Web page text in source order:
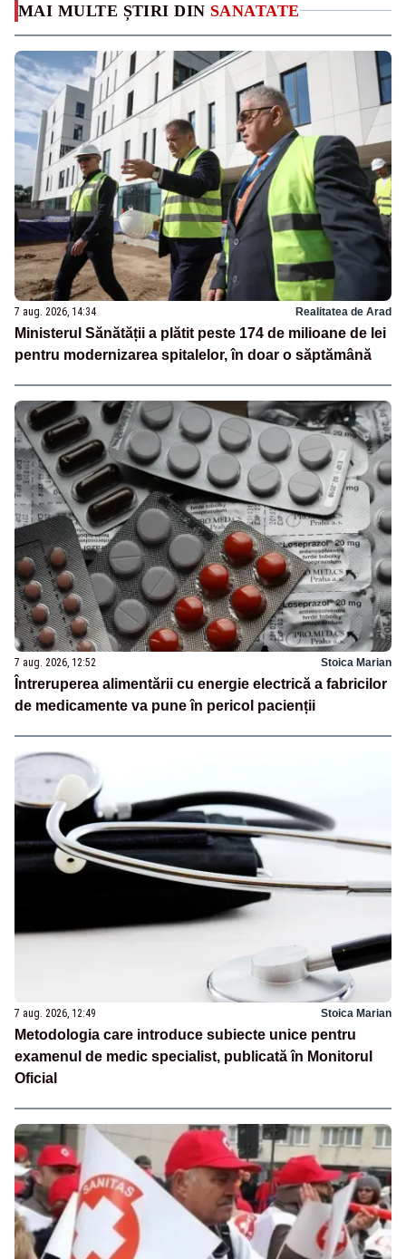
MAI MULTE ȘTIRI DIN SANATATE
7 aug. 2026, 14:34 Realitatea de Arad
Ministerul Sănătății a plătit peste 174 de milioane de lei
pentru modernizarea spitalelor, în doar o săptămână
7 aug. 2026, 12:52 Stoica Marian
Întreruperea alimentării cu energie electrică a fabricilor
de medicamente va pune în pericol pacienții
7 aug. 2026, 12:49 Stoica Marian
Metodologia care introduce subiecte unice pentru
examenul de medic specialist, publicată în Monitorul
Oficial